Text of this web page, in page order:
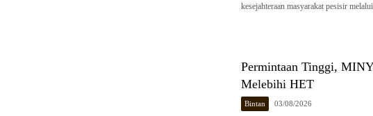
kesejahteraan masyarakat pesisir
Permintaan Tinggi,
Melebihi HET
Bintan 03/08/2026